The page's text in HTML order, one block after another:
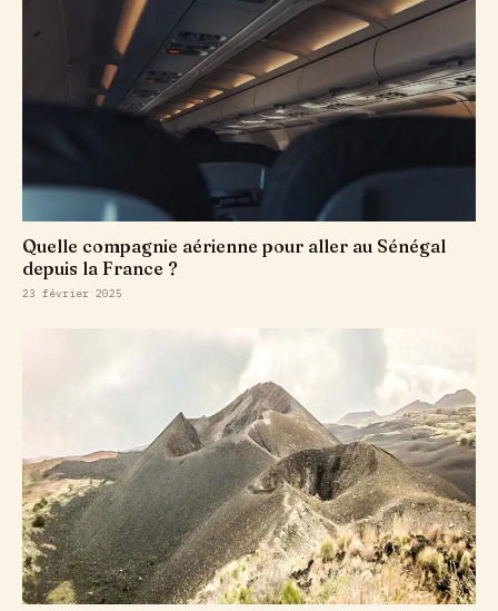
Quelle compagnie aérienne pour aller au Sénégal
depuis la France ?
23 février 2025